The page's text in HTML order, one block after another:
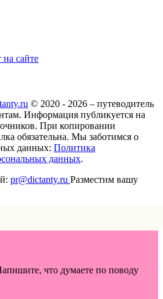
на сайте
© 2020 - 2026 – путеводитель
Информация публикуется на
При копировании
обязательна. Мы заботимся о
данных: Политика
данных.
pr@dictanty.ru Разместим вашу
что думаете по поводу